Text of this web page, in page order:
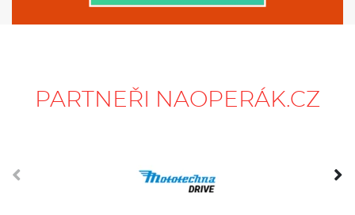
PARTNEŘI NAOPERÁK.CZ